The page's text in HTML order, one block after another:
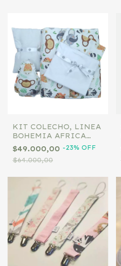
KIT COLECHO, LINEA
BOHEMIA AFRICA
AVELLANA .
ACOLCHADO + JUEGO
DE SÁBANAS + TUL +
ACCESORIO
$49.000,00 -23% OFF
$64.000,00